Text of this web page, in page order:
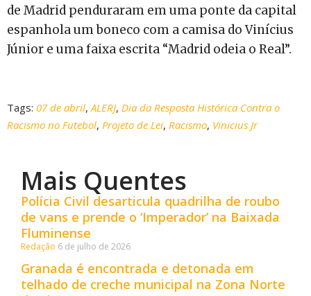
de Madrid penduraram em uma ponte da capital
espanhola um boneco com a camisa do Vinícius
Júnior e uma faixa escrita “Madrid odeia o Real”.
Tags: 07 de abril,ALERJ, Dia da Resposta Histórica Contra o
Racismo no Futebol, Projeto de Lei, Racismo, Vinicius Jr
Mais Quentes
Polícia Civil desarticula quadrilha de roubo
de vans e prende o ‘Imperador’ na Baixada
Fluminense
Redação 6 de julho de 2026
Granada é encontrada e detonada em
telhado de creche municipal na Zona Norte